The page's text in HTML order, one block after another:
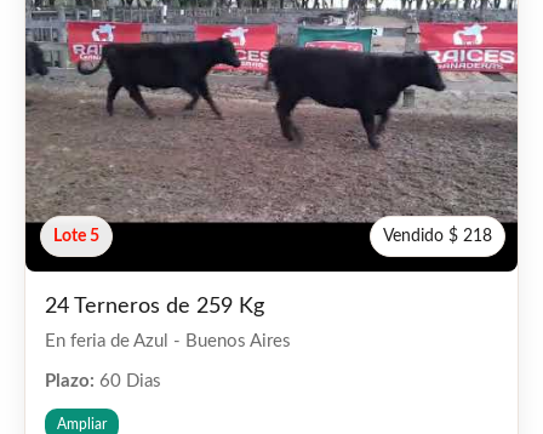
Lote 5 Vendido $ 218
24 Terneros de 259 Kg
En feria de Azul - Buenos Aires
Plazo: 60 Dias
Ampliar